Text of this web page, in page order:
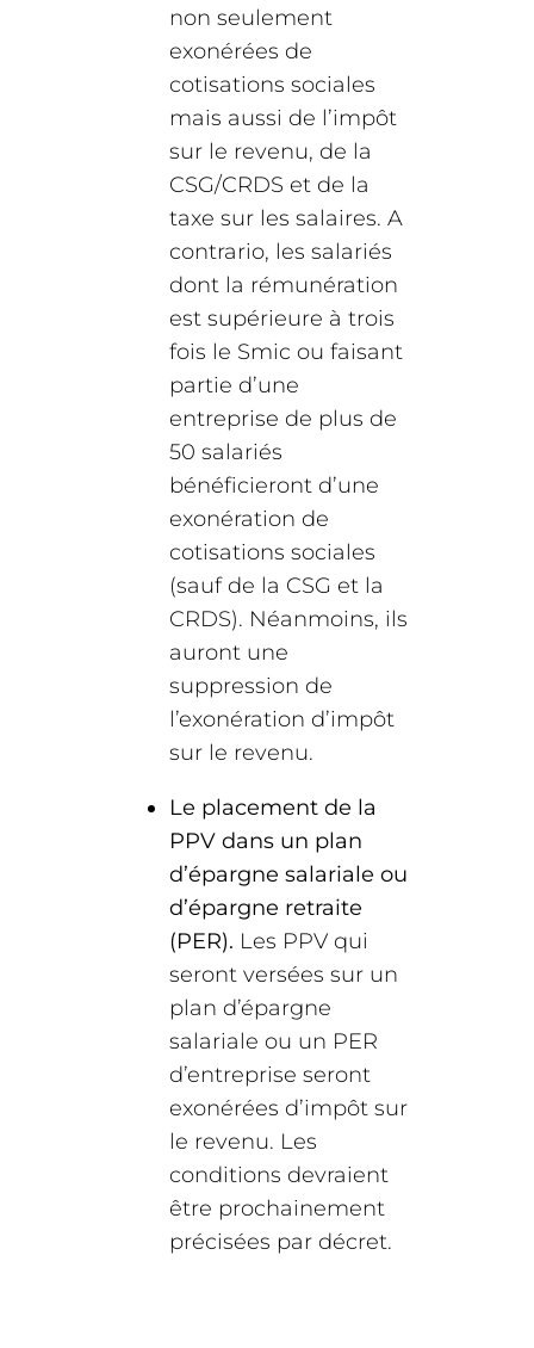
non seulement
exonérées de
cotisations sociales
mais aussi de l’impôt
sur le revenu, de la
CSG/CRDS et de la
taxe sur les salaires. A
contrario, les salariés
dont la rémunération
est supérieure à trois
fois le Smic ou faisant
partie d’une
entreprise de plus de
50 salariés
bénéficieront d’une
exonération de
cotisations sociales
(sauf de la CSG et la
CRDS). Néanmoins, ils
auront une
suppression de
l’exonération d’impôt
sur le revenu.
Le placement de la
PPV dans un plan
d’épargne salariale ou
d’épargne retraite
(PER). Les PPV qui
seront versées sur un
plan d’épargne
salariale ou un PER
d’entreprise seront
exonérées d’impôt sur
le revenu. Les
conditions devraient
être prochainement
précisées par décret.